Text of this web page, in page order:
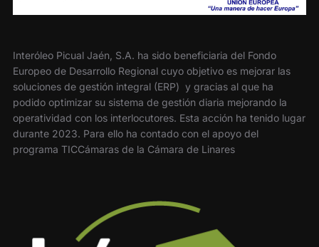
Interóleo Picual Jaén, S.A. ha sido beneficiaria del Fondo
Europeo de Desarrollo Regional cuyo objetivo es mejorar las
soluciones de gestión integral (ERP) y gracias al que ha
podido optimizar su sistema de gestión diaria mejorando la
operatividad con los interlocutores. Esta acción ha tenido lugar
durante 2023. Para ello ha contado con el apoyo del
programa TICCámaras de la Cámara de Linares